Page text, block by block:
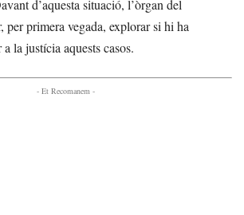
d’aquesta situació, l’òrgan del
per primera vegada, explorar si hi ha
la justícia aquests casos.
- Et Recomanem -